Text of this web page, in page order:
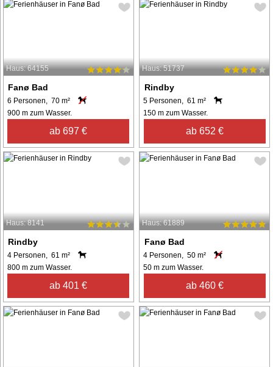
Haus: 64155
Fanø Bad
6 Personen, 70 m²
900 m zum Wasser.
ab 697 €
Haus: 51737
Rindby
5 Personen, 61 m²
150 m zum Wasser.
ab 652 €
Haus: 8141
Rindby
4 Personen, 61 m²
800 m zum Wasser.
ab 401 €
Haus: 61889
Fanø Bad
4 Personen, 50 m²
50 m zum Wasser.
ab 460 €